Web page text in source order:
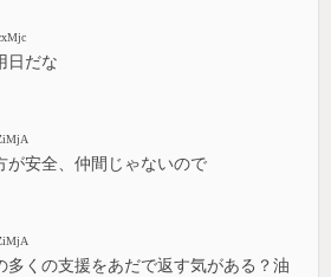
日だな
が安全、仲間じゃないので
多くの支援をあだで返す気がある？油